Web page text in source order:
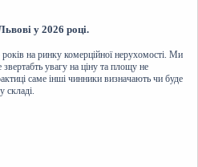
у 2026 році.
на ринку комерційної нерухомості. Ми
увагу на ціну та площу не
саме інші чинники визначають чи буде
складі.